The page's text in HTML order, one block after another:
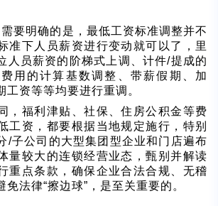
要明确的是，最低工资标准调整并不
准下人员薪资进行变动就可以了，里
人员薪资的阶梯式上调、计件/提成的
用的计算基数调整、带薪假期、加
工资等等均要进行重调。
，福利津贴、社保、住房公积金等费
工资，都要根据当地规定施行，特别
/子公司的大型集团型企业和门店遍布
量较大的连锁经营业态，甄别并解读
重点条款，确保企业合法合规、无稽
法律“擦边球”，是至关重要的。